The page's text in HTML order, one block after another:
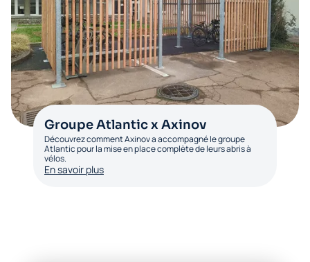
Groupe Atlantic x Axinov
Découvrez comment Axinov a accompagné le groupe
Atlantic pour la mise en place complète de leurs abris à
vélos.
En savoir plus